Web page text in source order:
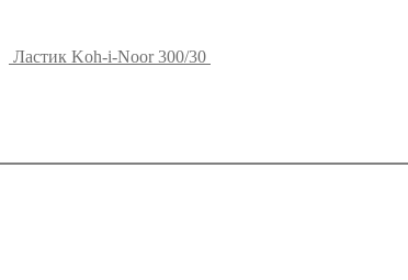
Ластик Koh-i-Noor 300/30